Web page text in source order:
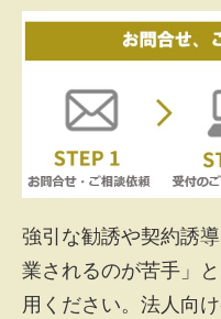
強引な勧誘や契約誘
業されるのが苦手」
用ください。法人向